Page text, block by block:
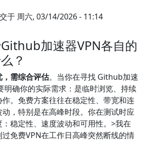
于 周六, 03/14/2026 - 11:14
加速器VPN各自的
？
需综合评估。当你在寻找 Github加速
明确你的实际需求：是临时浏览、持续
。免费方案往往在稳定性、带宽和连
，特别是在高峰时段。你在测试时应
稳定性、速度波动和可用性。>我在
免费VPN在工作日高峰突然断线的情